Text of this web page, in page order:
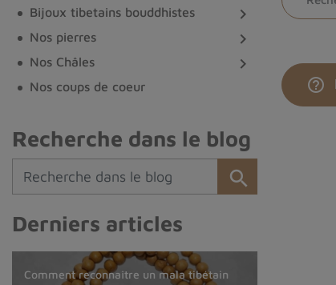
Bijoux tibetains bouddhistes 
Nos pierres 
Nos Châles 
Nos coups de coeur
Recherche dans le blog
Derniers articles
Comprendre les objets rituels
Agate du Montana : comment
help_outline